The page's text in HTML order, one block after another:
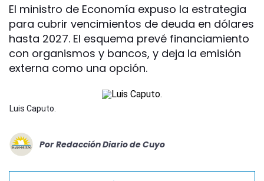
El ministro de Economía expuso la estrategia
para cubrir vencimientos de deuda en dólares
hasta 2027. El esquema prevé financiamiento
con organismos y bancos, y deja la emisión
externa como una opción.
Luis Caputo.
Por Redacción Diario de Cuyo